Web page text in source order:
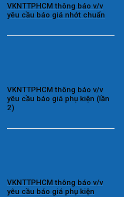
VKNTTPHCM thông báo v/v
yêu cầu báo giá nhớt chuẩn
VKNTTPHCM thông báo v/v
yêu cầu báo giá phụ kiện (lần
2)
VKNTTPHCM thông báo v/v
yêu cầu báo giá phụ kiện